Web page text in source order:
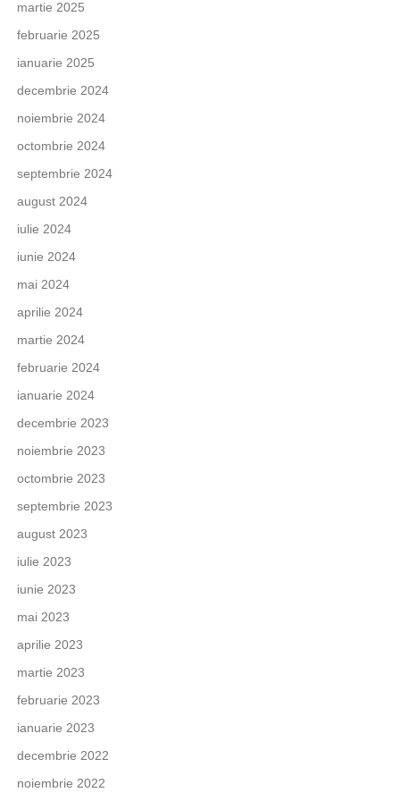
martie 2025
februarie 2025
ianuarie 2025
decembrie 2024
noiembrie 2024
octombrie 2024
septembrie 2024
august 2024
iulie 2024
iunie 2024
mai 2024
aprilie 2024
martie 2024
februarie 2024
ianuarie 2024
decembrie 2023
noiembrie 2023
octombrie 2023
septembrie 2023
august 2023
iulie 2023
iunie 2023
mai 2023
aprilie 2023
martie 2023
februarie 2023
ianuarie 2023
decembrie 2022
noiembrie 2022